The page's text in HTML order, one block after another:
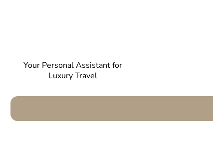
Your Personal Assistant for
Luxury Travel